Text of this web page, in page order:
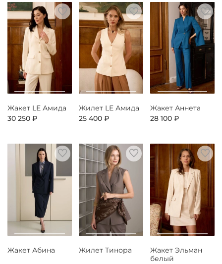
Жакет LE Амида
30 250 ₽
Жилет LE Амида
25 400 ₽
Жакет Аннета
28 100 ₽
Жакет Абина Жилет Тинора
Жакет Эльман
белый